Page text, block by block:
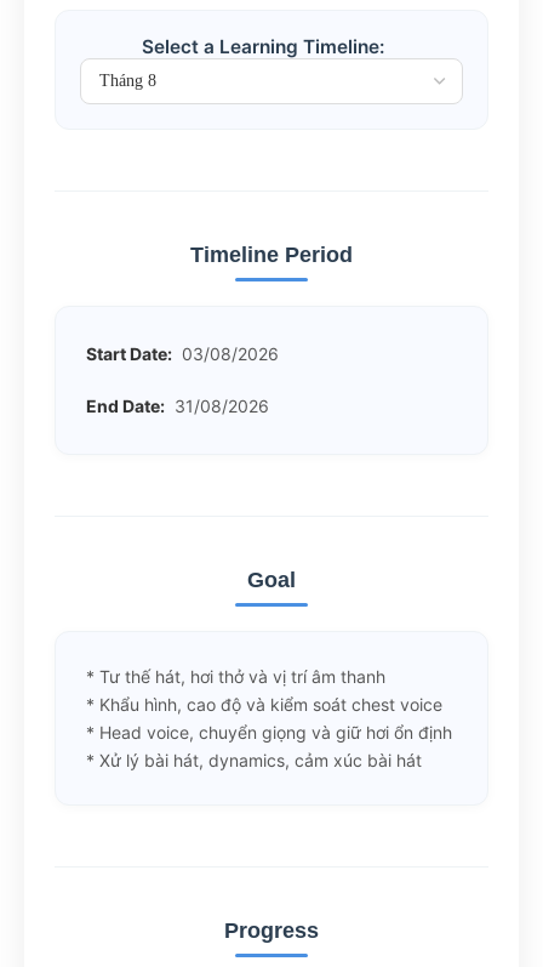
Select a Learning Timeline:
Timeline Period
Start Date: 03/08/2026
End Date: 31/08/2026
Goal
* Tư thế hát, hơi thở và vị trí âm thanh
* Khẩu hình, cao độ và kiểm soát chest voice
* Head voice, chuyển giọng và giữ hơi ổn định
* Xử lý bài hát, dynamics, cảm xúc bài hát
Progress